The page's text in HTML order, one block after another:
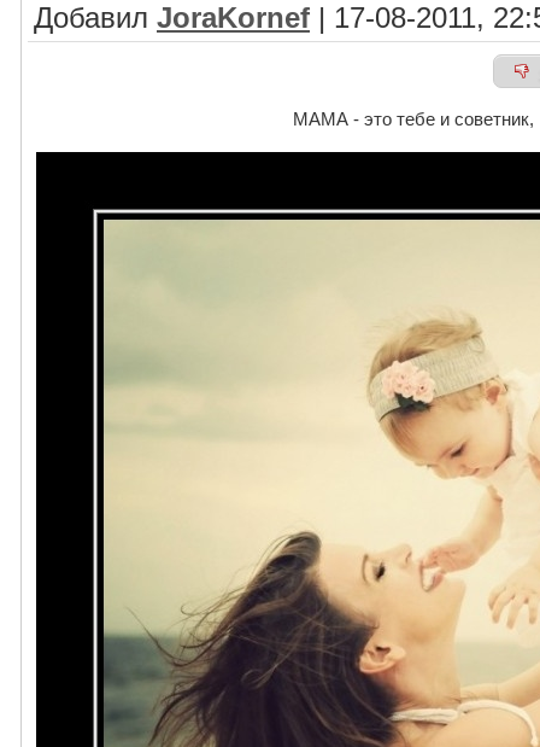
Добавил JoraKornef | 17-08-2011,
МАМА - это тебе и